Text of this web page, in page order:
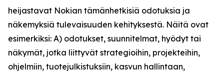
heijastavat Nokian tämänhetkisiä odotuksia ja
näkemyksiä tulevaisuuden kehityksestä. Näitä ovat
esimerkiksi: A) odotukset, suunnitelmat, hyödyt tai
näkymät, jotka liittyvät strategioihin, projekteihin,
ohjelmiin, tuotejulkistuksiin, kasvun hallintaan,